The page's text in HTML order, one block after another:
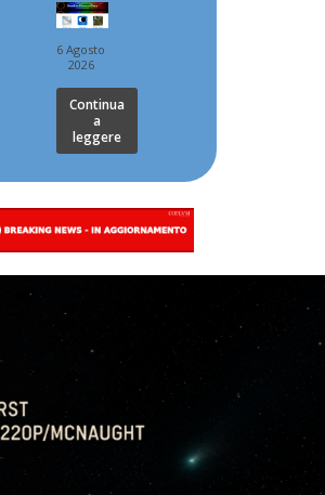
6 Agosto
2026
Continua
a
leggere